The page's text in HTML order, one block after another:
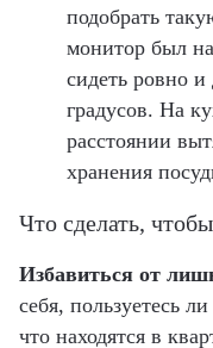
подобрать
монитор был на
сидеть ровно и
градусов. На
расстоянии
хранения
Что сделать,
Избавиться от
себя, пользуетесь
что находятся в